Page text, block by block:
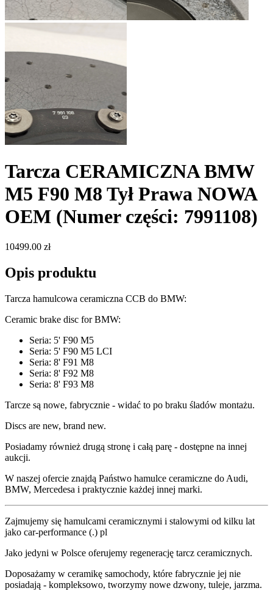
Tarcza CERAMICZNA BMW
M5 F90 M8 Tył Prawa NOWA
OEM (Numer części: 7991108)
10499.00 zł
Opis produktu
Tarcza hamulcowa ceramiczna CCB do BMW:
Ceramic brake disc for BMW:
Seria: 5' F90 M5
Seria: 5' F90 M5 LCI
Seria: 8' F91 M8
Seria: 8' F92 M8
Seria: 8' F93 M8
Tarcze są nowe, fabrycznie - widać to po braku śladów montażu.
Discs are new, brand new.
Posiadamy również drugą stronę i całą parę - dostępne na innej
aukcji.
W naszej ofercie znajdą Państwo hamulce ceramiczne do Audi,
BMW, Mercedesa i praktycznie każdej innej marki.
Zajmujemy się hamulcami ceramicznymi i stalowymi od kilku lat
jako car-performance (.) pl
Jako jedyni w Polsce oferujemy regenerację tarcz ceramicznych.
Doposażamy w ceramikę samochody, które fabrycznie jej nie
posiadają - kompleksowo, tworzymy nowe dzwony, tuleje, jarzma.